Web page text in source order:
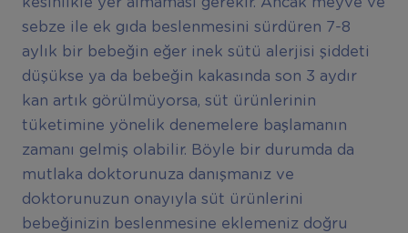
sebze ile ek gıda beslenmesini sürdüren 7-8
aylık bir bebeğin eğer inek sütü alerjisi şiddeti
düşükse ya da bebeğin kakasında son 3 aydır
kan artık görülmüyorsa, süt ürünlerinin
tüketimine yönelik denemelere başlamanın
zamanı gelmiş olabilir. Böyle bir durumda da
mutlaka doktorunuza danışmanız ve
doktorunuzun onayıyla süt ürünlerini
bebeğinizin beslenmesine eklemeniz doğru